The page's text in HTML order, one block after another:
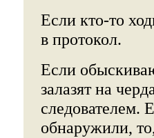
Если кто-то
в протокол.
Если
залазят на
следователем.
обнаружили,